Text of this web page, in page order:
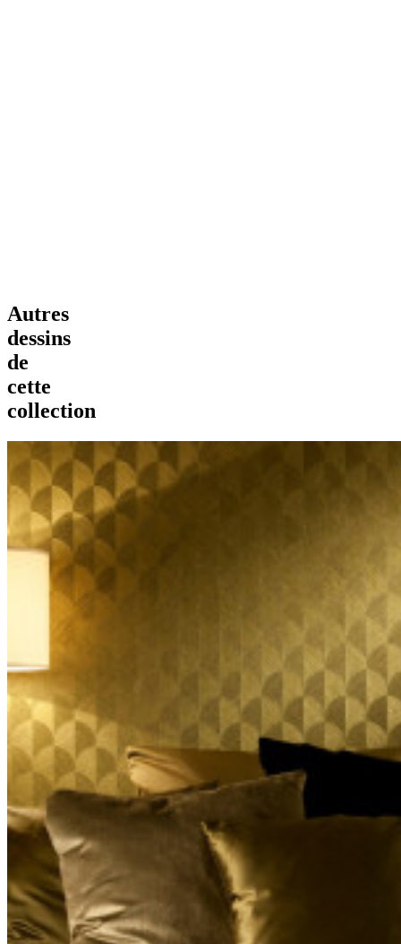
Autres
dessins
de
cette
collection